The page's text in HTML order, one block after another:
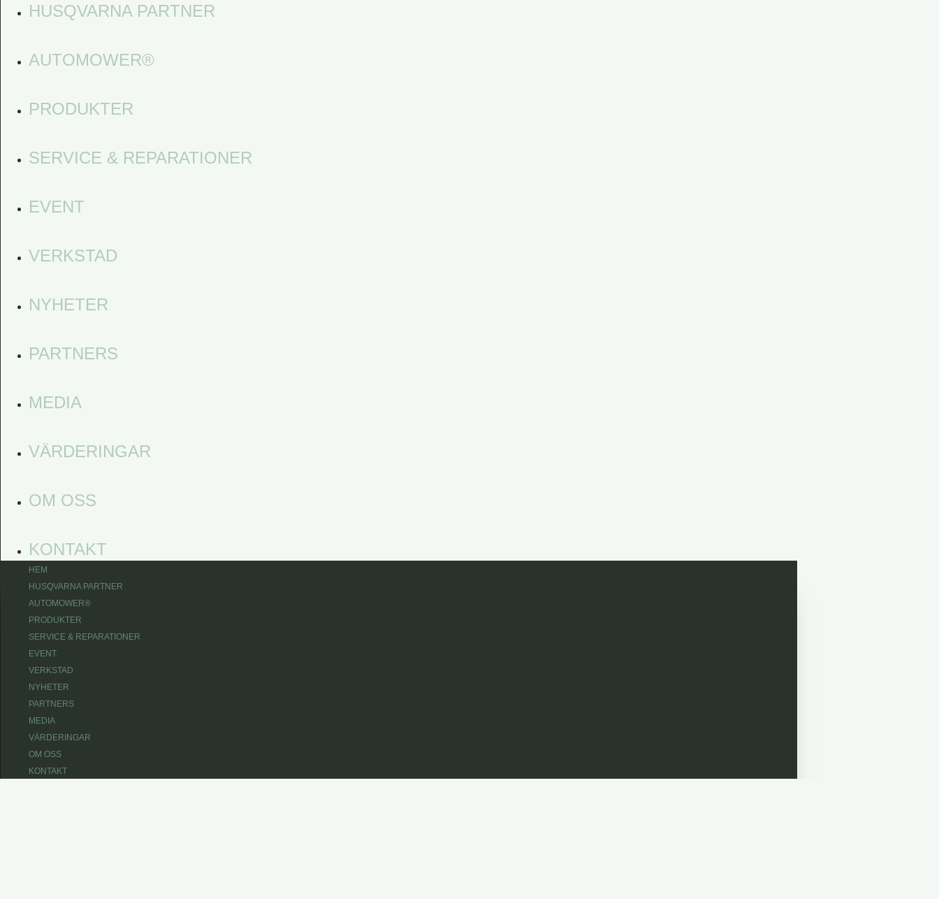
HUSQVARNA PARTNER
AUTOMOWER®
PRODUKTER
SERVICE & REPARATIONER
EVENT
VERKSTAD
NYHETER
PARTNERS
MEDIA
VÄRDERINGAR
OM OSS
KONTAKT
HEM
HUSQVARNA PARTNER
AUTOMOWER®
PRODUKTER
SERVICE & REPARATIONER
EVENT
VERKSTAD
NYHETER
PARTNERS
MEDIA
VÄRDERINGAR
OM OSS
KONTAKT